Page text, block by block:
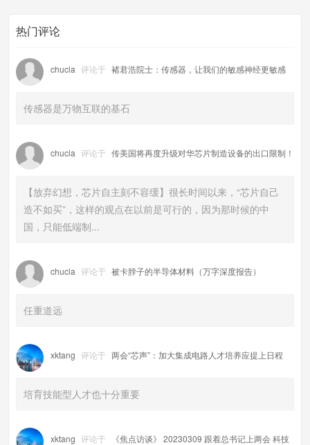
热门评论
chucla 评论于 褚君浩院士：传感器，让我们的敏感神经更敏感
传感器是万物互联的基石
chucla 评论于 传美国将再度升级对华芯片制造设备的出口限制！
【放弃幻想，芯片自主刻不容缓】很长时间以来，“芯片自己
造不如买”，这样的观点在以前是可行的，因为那时候的中
国，只能低端制...
chucla 评论于 被卡脖子的半导体材料（万字深度报告）
任重道远
xktang 评论于 两会“芯声”：加大集成电路人才培养应提上日程
培育技能型人才也十分重要
xktang 评论于
《焦点访谈》 20230309 跟着总书记上两会 科技